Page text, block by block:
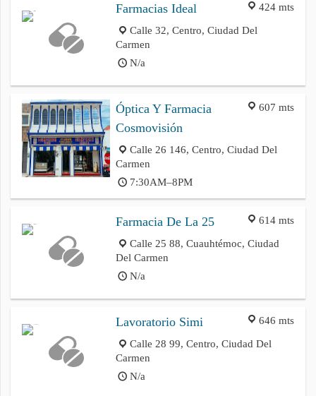
424 mts
Farmacias Ideal
Calle 32, Centro, Ciudad Del
Carmen
N/a
607 mts
Óptica Y Farmacia
Cosmovisión
Calle 26 146, Centro, Ciudad Del
Carmen
7:30AM–8PM
614 mts
Farmacia De La 25
Calle 25 88, Cuauhtémoc, Ciudad
Del Carmen
N/a
646 mts
Lavoratorio Simi
Calle 28 99, Centro, Ciudad Del
Carmen
N/a